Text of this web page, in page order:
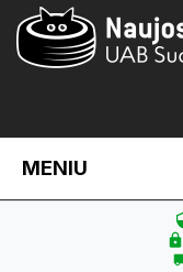
MENIU